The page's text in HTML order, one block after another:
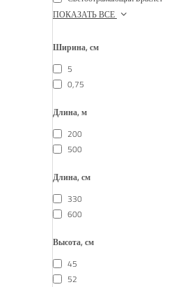
ПОКАЗАТЬ ВСЕ
Ширина, см
5
0,75
Длина, м
200
500
Длина, см
330
600
Высота, см
45
52